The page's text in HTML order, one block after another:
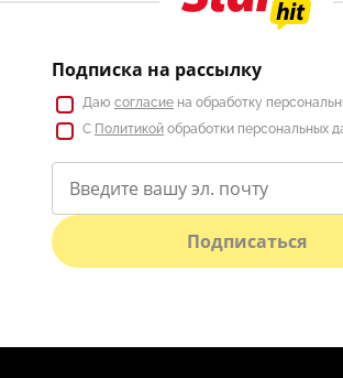
Подписка на рассылку
Даю согласие на обработку
С Политикой обработки персональных
Подписаться